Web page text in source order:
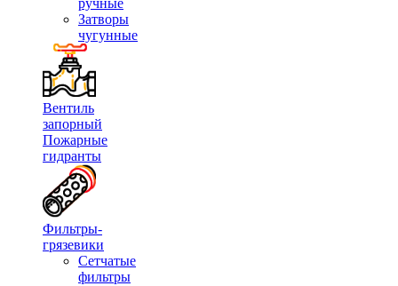
ручные
Затворы
чугунные
Вентиль
запорный
Пожарные
гидранты
Фильтры-
грязевики
Сетчатые
фильтры